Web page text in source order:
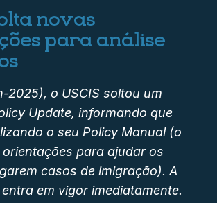
novas
para análise
2025), o USCIS soltou um
Update, informando que
o seu Policy Manual (o
para ajudar os
casos de imigração). A
em vigor imediatamente.